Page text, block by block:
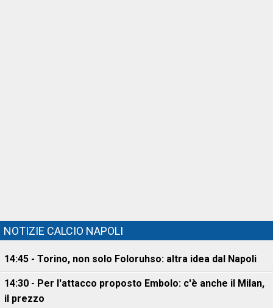
NOTIZIE CALCIO NAPOLI
14:45 - Torino, non solo Foloruhso: altra idea dal Napoli
14:30 - Per l'attacco proposto Embolo: c'è anche il Milan,
il prezzo